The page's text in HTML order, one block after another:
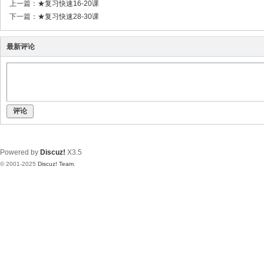
上一篇： ★复习快速16-20课
下一篇： ★复习快速28-30课
最新评论
评论
Powered by Discuz! X3.5
© 2001-2025 Discuz! Team